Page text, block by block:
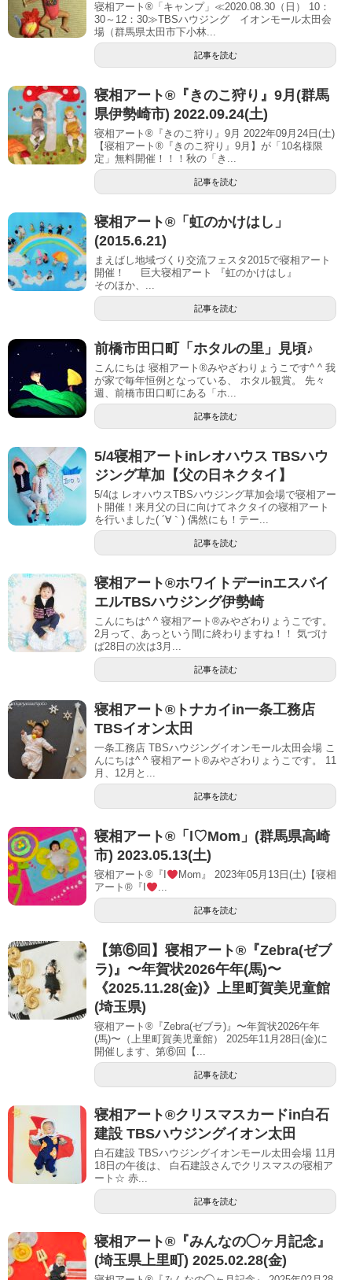
寝相アート®「キャンプ」≪2020.08.30（日） 10：
30～12：30≫TBSハウジング イオンモール太田会
場（群馬県太田市下小林...
記事を読む
寝相アート®︎『きのこ狩り』9月(群馬
県伊勢崎市) 2022.09.24(土)
寝相アート®『きのこ狩り』9月 2022年09月24日(土)
【寝相アート®︎『きのこ狩り』9月】が「10名様限
定」無料開催！！！秋の「き...
記事を読む
寝相アート®「虹のかけはし」
(2015.6.21)
まえばし地域づくり交流フェスタ2015で寝相アート
開催！ 巨大寝相アート 『虹のかけはし』
そのほか、...
記事を読む
前橋市田口町「ホタルの里」見頃♪
こんにちは 寝相アート®︎みやざわりょうこです^ ^ 我
が家で毎年恒例となっている、 ホタル観賞。 先々
週、前橋市田口町にある「ホ...
記事を読む
5/4寝相アートinレオハウス TBSハウ
ジング草加【父の日ネクタイ】
5/4は レオハウスTBSハウジング草加会場で寝相アー
ト開催！来月父の日に向けてネクタイの寝相アート
を行いました( ´∀｀) 偶然にも！テー...
記事を読む
寝相アート®︎ホワイトデーinエスバイ
エルTBSハウジング伊勢崎
こんにちは^ ^ 寝相アート®︎みやざわりょうこです。
2月って、あっという間に終わりますね！！ 気づけ
ば28日の次は3月...
記事を読む
寝相アート®︎トナカイin一条工務店
TBSイオン太田
一条工務店 TBSハウジングイオンモール太田会場 こ
んにちは^ ^ 寝相アート®︎みやざわりょうこです。 11
月、12月と...
記事を読む
寝相アート®︎「l♡Mom」(群馬県高崎
市) 2023.05.13(土)
寝相アート®『I
Mom』 2023年05月13日(土)【寝相
アート®︎『I
...
記事を読む
【第⑥回】寝相アート®︎『Zebra(ゼブ
ラ)』〜年賀状2026午年(馬)〜
《2025.11.28(金)》上里町賀美児童館
(埼玉県)
寝相アート®『Zebra(ゼブラ)』〜年賀状2026午年
(馬)〜（上里町賀美児童館） 2025年11月28日(金)に
開催します、第⑥回【...
記事を読む
寝相アート®︎クリスマスカードin白石
建設 TBSハウジングイオン太田
白石建設 TBSハウジングイオンモール太田会場 11月
18日の午後は、 白石建設さんでクリスマスの寝相ア
ート☆ 赤...
記事を読む
寝相アート®︎『みんなの◯ヶ月記念』
(埼玉県上里町) 2025.02.28(金)